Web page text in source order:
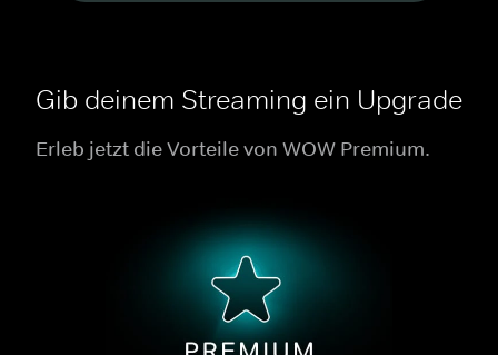
Gib deinem Streaming ein Upgrade
Erleb jetzt die Vorteile von WOW Premium.